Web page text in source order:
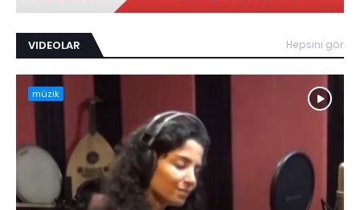
VIDEOLAR Hepsini gör
müzik